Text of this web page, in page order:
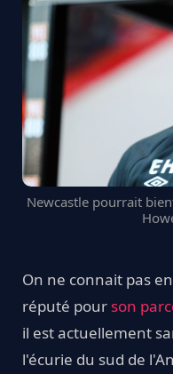
Newcastle pourrait
On ne connait pas
réputé pour son
il est actuellement
l'écurie du sud de